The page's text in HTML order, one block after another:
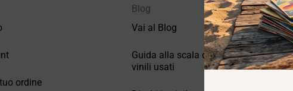
ordine
Blog
Vai al Blog
Guida alla scala di valutazione dei
vinili usati